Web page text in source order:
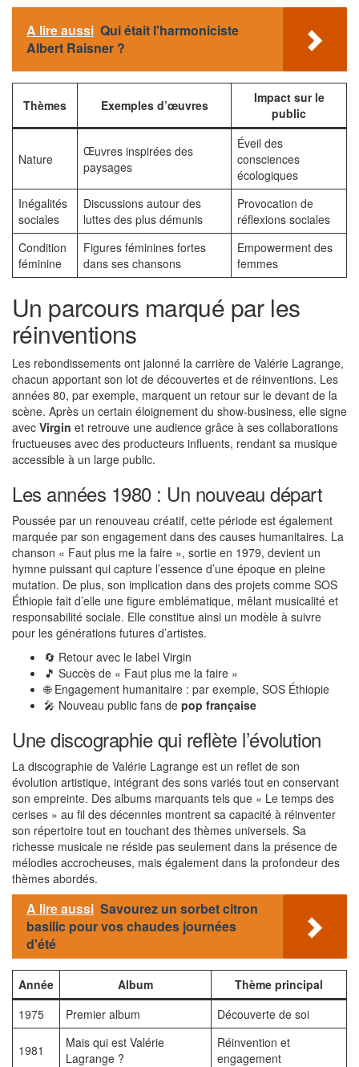
A lire aussi Qui était l'harmoniciste
Albert Raisner ?
Thèmes Exemples d’œuvres
Impact sur le
public
Nature
Œuvres inspirées des
paysages
Éveil des
consciences
écologiques
Inégalités
sociales
Discussions autour des
luttes des plus démunis
Provocation de
réflexions sociales
Condition
féminine
Figures féminines fortes
dans ses chansons
Empowerment des
femmes
Un parcours marqué par les
réinventions
Les rebondissements ont jalonné la carrière de Valérie Lagrange,
chacun apportant son lot de découvertes et de réinventions. Les
années 80, par exemple, marquent un retour sur le devant de la
scène. Après un certain éloignement du show-business, elle signe
avec Virgin et retrouve une audience grâce à ses collaborations
fructueuses avec des producteurs influents, rendant sa musique
accessible à un large public.
Les années 1980 : Un nouveau départ
Poussée par un renouveau créatif, cette période est également
marquée par son engagement dans des causes humanitaires. La
chanson « Faut plus me la faire », sortie en 1979, devient un
hymne puissant qui capture l’essence d’une époque en pleine
mutation. De plus, son implication dans des projets comme SOS
Éthiopie fait d’elle une figure emblématique, mêlant musicalité et
responsabilité sociale. Elle constitue ainsi un modèle à suivre
pour les générations futures d’artistes.
🔄 Retour avec le label Virgin
🎵 Succès de « Faut plus me la faire »
🌐 Engagement humanitaire : par exemple, SOS Éthiopie
🎤 Nouveau public fans de pop française
Une discographie qui reflète l’évolution
La discographie de Valérie Lagrange est un reflet de son
évolution artistique, intégrant des sons variés tout en conservant
son empreinte. Des albums marquants tels que « Le temps des
cerises » au fil des décennies montrent sa capacité à réinventer
son répertoire tout en touchant des thèmes universels. Sa
richesse musicale ne réside pas seulement dans la présence de
mélodies accrocheuses, mais également dans la profondeur des
thèmes abordés.
A lire aussi Savourez un sorbet citron
basilic pour vos chaudes journées
d'été
Année Album
Thème principal
1975
Premier album Découverte de soi
1981
Mais qui est Valérie
Lagrange ?
Réinvention et
engagement